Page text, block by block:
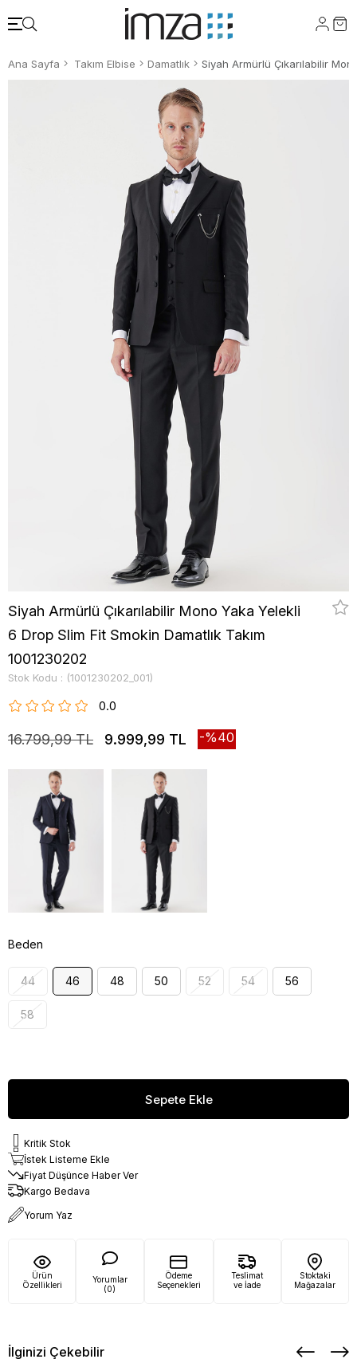
Ana Sayfa Takım Elbise Damatlık
Siyah Armürlü Çıkarılabilir Mono Yaka Yelekli
6 Drop Slim Fit Smokin Damatlık Takım
1001230202
Stok Kodu (1001230202_001)
0.0
16.799,99 TL 9.999,99 TL 40
Beden
44 46 48 50 52 54 56
58
Kritik Stok
İstek Listeme Ekle
Fiyat Düşünce Haber Ver
Kargo Bedava
Yorum Yaz
Ürün
Özellikleri
Yorumlar
(0)
Ödeme
Seçenekleri
Teslimat
ve İade
Stoktaki
Mağazalar
İlginizi Çekebilir